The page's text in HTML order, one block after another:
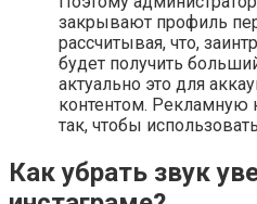
закрывают профиль
рассчитывая, что,
будет получить
актуально это для
контентом. Рекламную
так, чтобы
Как убрать звук